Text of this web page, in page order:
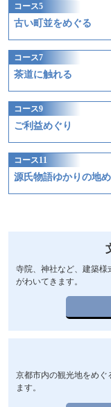
コース5
古い町並をめぐる
コース7
茶道に触れる
コース9
ご利益めぐり
コース11
源氏物語ゆかりの地
寺院、神社など、建築
がわいてきます。
京都市内の観光地をめ
ます。